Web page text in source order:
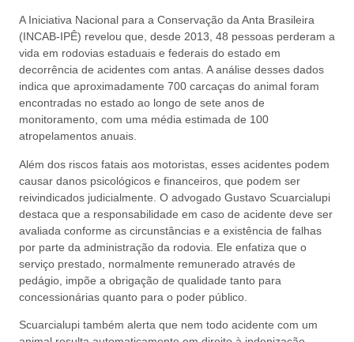
A Iniciativa Nacional para a Conservação da Anta Brasileira
(INCAB-IPÊ) revelou que, desde 2013, 48 pessoas perderam a
vida em rodovias estaduais e federais do estado em
decorrência de acidentes com antas. A análise desses dados
indica que aproximadamente 700 carcaças do animal foram
encontradas no estado ao longo de sete anos de
monitoramento, com uma média estimada de 100
atropelamentos anuais.
Além dos riscos fatais aos motoristas, esses acidentes podem
causar danos psicológicos e financeiros, que podem ser
reivindicados judicialmente. O advogado Gustavo Scuarcialupi
destaca que a responsabilidade em caso de acidente deve ser
avaliada conforme as circunstâncias e a existência de falhas
por parte da administração da rodovia. Ele enfatiza que o
serviço prestado, normalmente remunerado através de
pedágio, impõe a obrigação de qualidade tanto para
concessionárias quanto para o poder público.
Scuarcialupi também alerta que nem todo acidente com um